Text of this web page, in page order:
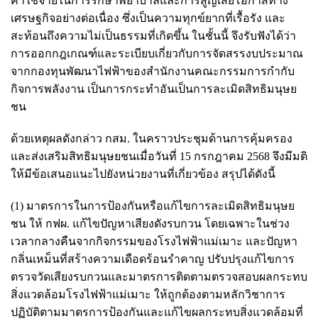
เศรษฐกิจอย่างต่อเนื่อง ซึ่งเป็นความทุกข์ยากที่เรื้อรัง และ
สะท้อนถึงความไม่เป็นธรรมที่เกิดขึ้น ในชั้นนี้ จึงรับฟังได้ว่า
การออกกฎเกณฑ์และระเบียบเกี่ยวกับการจัดสรรงบประมาณ
จากกองทุนพัฒนาไฟฟ้าของสำนักงานคณะกรรมการกำกับ
กิจการพลังงาน เป็นการกระทำอันเป็นการละเมิดสิทธิมนุษย
ชน
ด้วยเหตุผลดังกล่าว กสม. ในคราวประชุมด้านการคุ้มครอง
และส่งเสริมสิทธิมนุษยชนเมื่อวันที่ 15 กรกฎาคม 2568 จึงมีมติ
ให้มีข้อเสนอแนะไปยังหน่วยงานที่เกี่ยวข้อง สรุปได้ดังนี้
(1) มาตรการในการป้องกันหรือแก้ไขการละเมิดสิทธิมนุษย
ชน ให้ กฟผ. แก้ไขปัญหาเสียงดังรบกวน โดยเฉพาะในช่วง
เวลากลางคืนจากกิจกรรมของโรงไฟฟ้าแม่เมาะ และปัญหา
กลิ่นเหม็นที่สร้างความเดือดร้อนรำคาญ ปรับปรุงแก้ไขการ
ตรวจวัดเสียงรบกวนและมาตรการติดตามตรวจสอบผลกระทบ
สิ่งแวดล้อมโรงไฟฟ้าแม่เมาะ ให้ถูกต้องตามหลักวิชาการ
ปฏิบัติตามมาตรการป้องกันและแก้ไขผลกระทบสิ่งแวดล้อมที่